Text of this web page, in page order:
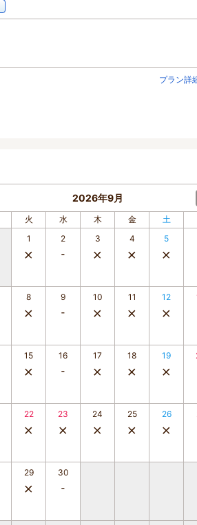
プラン詳
2026年9月
火 水 木 金 土
1
2 3 4 5
8 9 10 11 12
15 16 17 18 19
22 23 24 25 26
29 30